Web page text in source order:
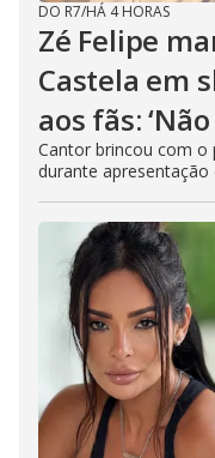
DO R7/HÁ 4 HORAS
Zé Felipe
Castela em
aos fãs:
Cantor brincou com o
durante apresentação